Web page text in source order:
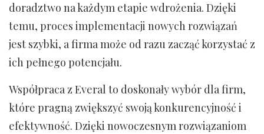
doradztwo na każdym etapie wdrożenia. Dzięki
temu, proces implementacji nowych rozwiązań
jest szybki, a firma może od razu zacząć korzystać z
ich pełnego potencjału.
Współpraca z Everal to doskonały wybór dla firm,
które pragną zwiększyć swoją konkurencyjność i
efektywność. Dzięki nowoczesnym rozwiązaniom